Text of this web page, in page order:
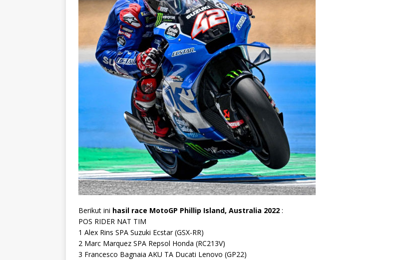
Berikut ini hasil race MotoGP Phillip Island, Australia 2022 :
POS RIDER NAT TIM
1 Alex Rins SPA Suzuki Ecstar (GSX-RR)
2 Marc Marquez SPA Repsol Honda (RC213V)
3 Francesco Bagnaia AKU TA Ducati Lenovo (GP22)